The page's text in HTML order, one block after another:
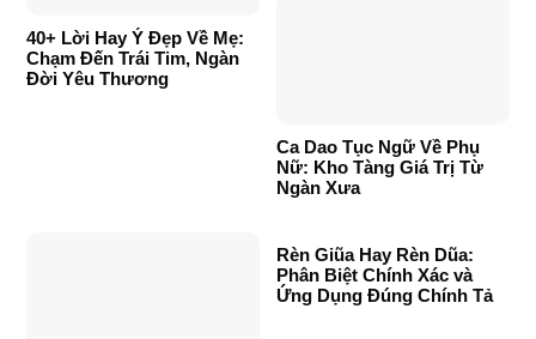
40+ Lời Hay Ý Đẹp Về Mẹ:
Chạm Đến Trái Tim, Ngàn
Đời Yêu Thương
Ca Dao Tục Ngữ Về Phụ
Nữ: Kho Tàng Giá Trị Từ
Ngàn Xưa
Rèn Giũa Hay Rèn Dũa:
Phân Biệt Chính Xác và
Ứng Dụng Đúng Chính Tả